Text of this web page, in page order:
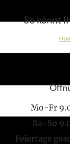
So könnt
Mo-Fr
Sa-So
Feiertags